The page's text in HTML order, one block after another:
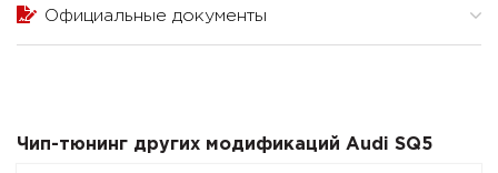
Официальные документы
Чип-тюнинг других модификаций Audi SQ5